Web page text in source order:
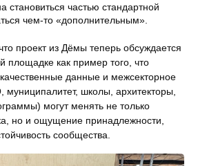
частью стандартной
чем‑то «дополнительным».
проект из Дёмы теперь обсуждается
площадке как пример того, что
данные и межсекторное
муниципалитет, школы, архитекторы,
могут менять не только
но и ощущение принадлежности,
сообщества.